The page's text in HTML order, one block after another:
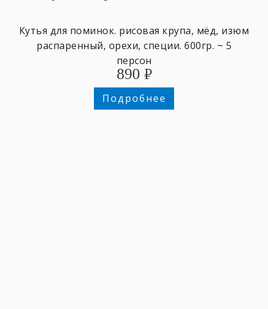
Кутья для поминок. рисовая крупа, мёд, изюм
распаренный, орехи, специи. 600гр. ~ 5
персон
890 ₽
Подробнее